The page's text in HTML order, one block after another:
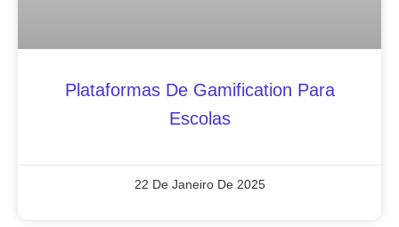
Plataformas De Gamification Para
Escolas
22 De Janeiro De 2025